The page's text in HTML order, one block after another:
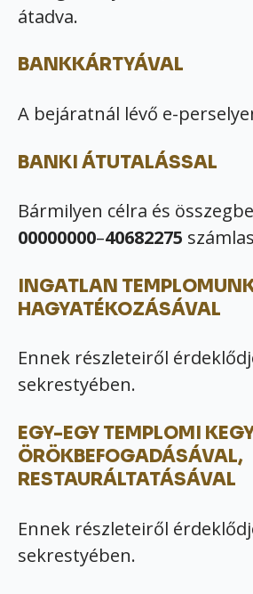
átadva.
BANKKÁRTYÁVAL
A bejáratnál lévő e-
BANKI ÁTUTALÁSSAL
Bármilyen célra és
00000000–40682275
INGATLAN
HAGYATÉKOZÁSÁVAL
Ennek részleteiről
sekrestyében.
EGY-EGY TEMPLOMI
ÖRÖKBEFOGADÁSÁVAL,
RESTAURÁLTATÁSÁVAL
Ennek részleteiről
sekrestyében.